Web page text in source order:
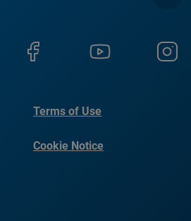
Terms of Use
Cookie Notice